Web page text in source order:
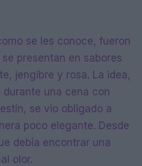
se les conoce, fueron
presentan en sabores
jengibre y rosa. La idea,
una cena con
se vio obligado a
poco elegante. Desde
debía encontrar una
olor.